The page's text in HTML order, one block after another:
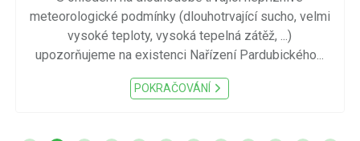
meteorologické podmínky (dlouhotrvající sucho, velmi
vysoké teploty, vysoká tepelná zátěž, ...)
upozorňujeme na existenci Nařízení Pardubického...
POKRAČOVÁNÍ